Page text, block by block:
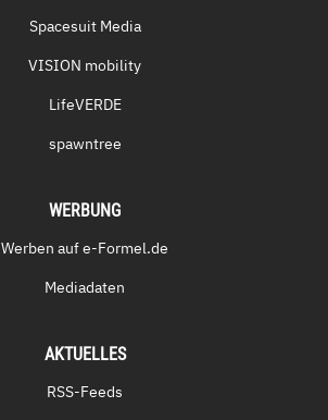
Spacesuit Media
VISION mobility
LifeVERDE
spawntree
WERBUNG
Werben auf e-Formel.de
Mediadaten
AKTUELLES
RSS-Feeds